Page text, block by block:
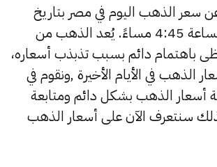
سعر الذهب اليوم في مصر بتاريخ
السبت 2 مايو الساعة 4:45 مساءً. يُعد الذهب من
باهتمام دائم بسبب تذبذب أسعاره،
الذهب في الأيام الأخيرة ,ونقوم في
بتغطية أسعار الذهب بشكل دائم ومتابعة
سنتعرف الآن على أسعار الذهب